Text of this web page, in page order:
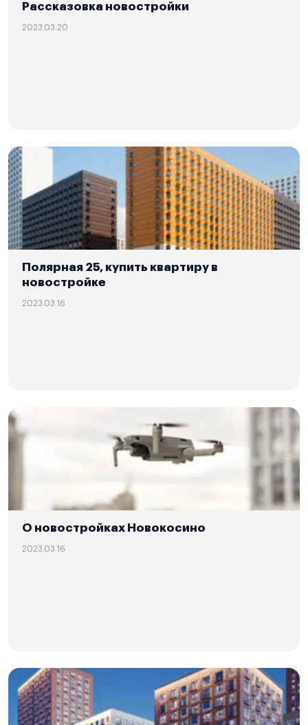
Рассказовка новостройки
2023.03.20
Полярная 25, купить квартиру в
новостройке
2023.03.16
О новостройках Новокосино
2023.03.16